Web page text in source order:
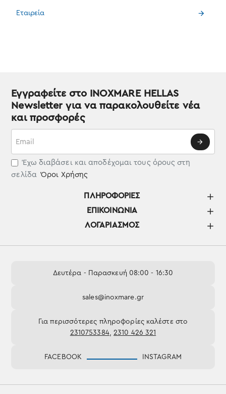
Εταιρεία
Εγγραφείτε στο INOXMARE HELLAS
Newsletter για να παρακολουθείτε νέα
και προσφορές
Έχω διαβάσει και αποδέχομαι τους όρους στη
σελίδα Όροι Χρήσης
ΠΛΗΡΟΦΟΡΊΕΣ
ΕΠΙΚΟΙΝΩΝΊΑ
ΛΟΓΑΡΙΑΣΜΌΣ
Δευτέρα - Παρασκευή 08:00 - 16:30
sales@inoxmare.gr
Για περισσότερες πληροφορίες καλέστε στο
2310753384, 2310 426 321
FACEBOOK INSTAGRAM